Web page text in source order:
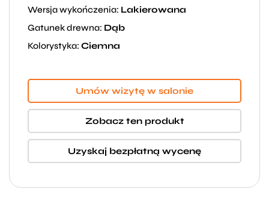
Wersja wykończenia: Lakierowana
Gatunek drewna: Dąb
Kolorystyka: Ciemna
Umów wizytę w salonie
Zobacz ten produkt
Uzyskaj bezpłatną wycenę